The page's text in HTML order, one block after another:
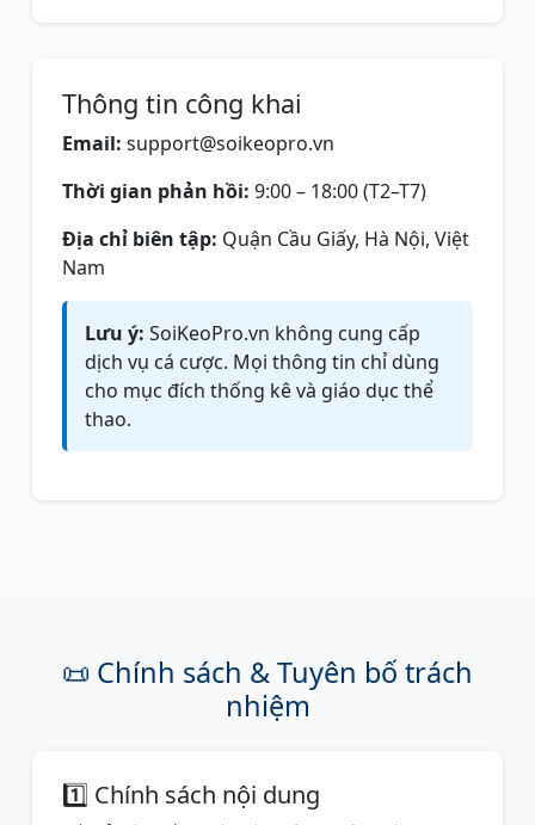
Thông tin công khai
Email: support@soikeopro.vn
Thời gian phản hồi: 9:00 – 18:00 (T2–T7)
Địa chỉ biên tập: Quận Cầu Giấy, Hà Nội, Việt
Nam
Lưu ý: SoiKeoPro.vn không cung cấp
dịch vụ cá cược. Mọi thông tin chỉ dùng
cho mục đích thống kê và giáo dục thể
thao.
📜 Chính sách & Tuyên bố trách
nhiệm
1️⃣ Chính sách nội dung